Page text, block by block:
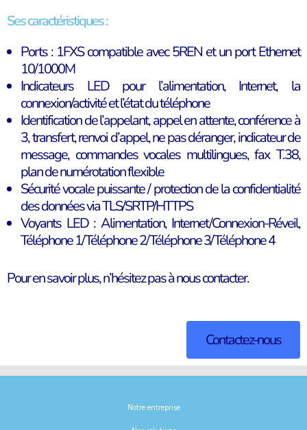
Ses caractéristiques :
Ports : 1FXS compatible avec 5REN et un port Ethernet
10/1000M
Indicateurs LED pour l’alimentation, Internet, la
connexion/activité et l’état du téléphone
Identification de l’appelant, appel en attente, conférence à
3, transfert, renvoi d’appel, ne pas déranger, indicateur de
message, commandes vocales multilingues, fax T.38,
plan de numérotation flexible
Sécurité vocale puissante / protection de la confidentialité
des données via TLS/SRTP/HTTPS
Voyants LED : Alimentation, Internet/Connexion-Réveil,
Téléphone 1/Téléphone 2/Téléphone 3/Téléphone 4
Pour en savoir plus, n’hésitez pas à nous contacter.
Contactez-nous
Notre entreprise